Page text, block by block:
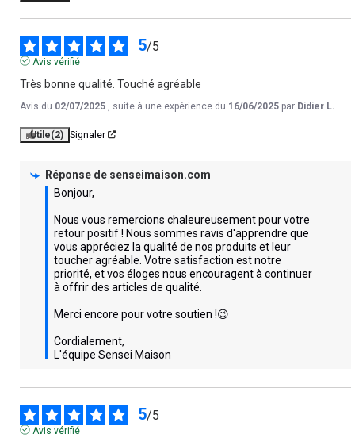
5/5
Avis vérifié
Très bonne qualité. Touché agréable
Avis du 02/07/2025 , suite à une expérience du 16/06/2025 par Didier L.
Utile(2) Signaler
Réponse de senseimaison.com
Bonjour,
Nous vous remercions chaleureusement pour votre
retour positif ! Nous sommes ravis d'apprendre que
vous appréciez la qualité de nos produits et leur
toucher agréable. Votre satisfaction est notre
priorité, et vos éloges nous encouragent à continuer
à offrir des articles de qualité.
Merci encore pour votre soutien !😉
Cordialement,
L'équipe Sensei Maison
5/5
Avis vérifié